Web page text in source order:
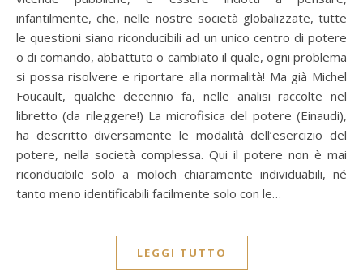
infantilmente, che, nelle nostre società globalizzate, tutte
le questioni siano riconducibili ad un unico centro di potere
o di comando, abbattuto o cambiato il quale, ogni problema
si possa risolvere e riportare alla normalità! Ma già Michel
Foucault, qualche decennio fa, nelle analisi raccolte nel
libretto (da rileggere!) La microfisica del potere (Einaudi),
ha descritto diversamente le modalità dell’esercizio del
potere, nella società complessa. Qui il potere non è mai
riconducibile solo a moloch chiaramente individuabili, né
tanto meno identificabili facilmente solo con le…
LEGGI TUTTO